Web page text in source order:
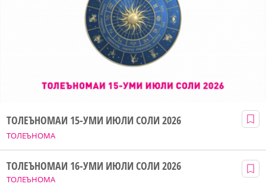
ТОЛЕЪНОМА
ТОЛЕЪНОМАИ 15-УМИ ИЮЛИ СОЛИ 2026
ТОЛЕЪНОМА
ТОЛЕЪНОМАИ 16-УМИ ИЮЛИ СОЛИ 2026